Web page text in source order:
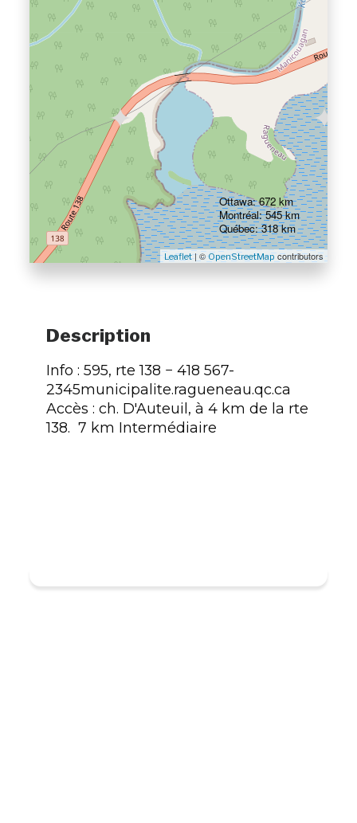
Leaflet| ©OpenStreetMapcontributors
Ottawa: 672 km
Montréal: 545 km
Québec: 318 km
Description
Info : 595, rte 138 − 418 567-
2345municipalite.ragueneau.qc.ca
Accès : ch. D'Auteuil, à 4 km de la rte
138. 7 km Intermédiaire